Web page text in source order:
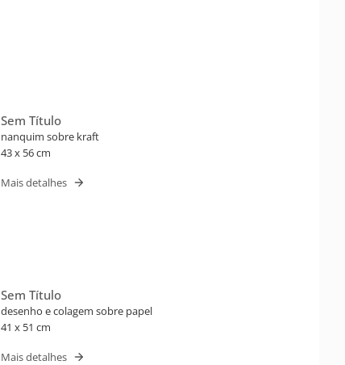
Sem Título
nanquim sobre kraft
43 x 56 cm
Mais detalhes
Sem Título
desenho e colagem sobre papel
41 x 51 cm
Mais detalhes